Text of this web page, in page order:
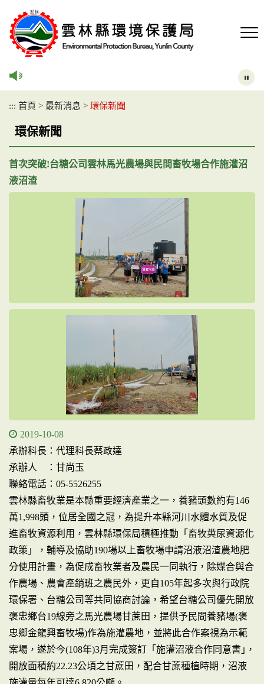
::: 首頁 > 最新消息 > 環保新聞
環保新聞
首次突破!台糖公司雲林馬光農場與民間畜牧場合作施灌沼
液沼渣
2019-10-08
承辦科長：代理科長蔡政達
承辦人 ：甘尚玉
聯絡電話：05-5526255
雲林縣畜牧業是本縣重要經濟產業之一，養豬頭數約有146
萬1,998頭，位居全國之冠，為提升本縣河川水體水質及促
進畜牧資源利用，雲林縣環保局積極推動「畜牧糞尿資源化
政策」，輔導及協助190場以上畜牧場申請沼液沼渣農地肥
分使用計畫，為促成畜牧業者及農民一同執行，除媒合與合
作農場、農會產銷班之農民外，更自105年起多次與行政院
環保署、台糖公司等共同協商討論，希望台糖公司優先開放
褒忠鄉台19線旁之馬光農場甘蔗田，提供予民間養豬場(褒
忠鄉金龍興畜牧場)作為施灌農地，並將此合作案視為示範
案場，遂於今(108年)3月完成簽訂「施灌沼液合作同意書｣，
開放面積約22.23公頃之甘蔗田，配合甘蔗種植時期，沼液